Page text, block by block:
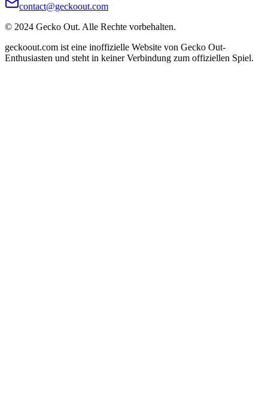
contact@geckoout.com
© 2024 Gecko Out. Alle Rechte vorbehalten.
geckoout.com ist eine inoffizielle Website von Gecko Out-
Enthusiasten und steht in keiner Verbindung zum offiziellen Spiel.